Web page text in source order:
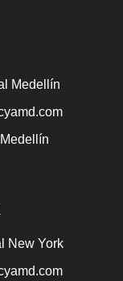
Medellín
New York